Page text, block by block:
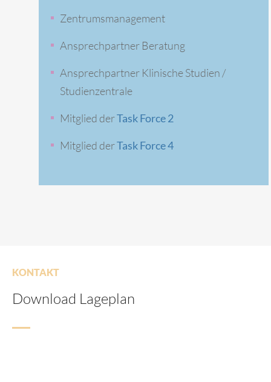
Zentrumsmanagement
Ansprechpartner Beratung
Ansprechpartner Klinische Studien /
Studienzentrale
Mitglied derTask Force 2
Mitglied derTask Force 4
KONTAKT
Download Lageplan